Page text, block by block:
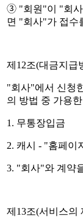
➂ "회원"이 "회사
면 "회사"가 접수
제12조(대금지급
"회사"에서 신청
의 방법 중 가용
1. 무통장입금
2. 캐시 - "홈페이
3. "회사"와 계약
제13조(서비스의